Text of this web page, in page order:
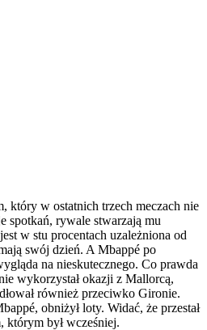
który w ostatnich trzech meczach nie
spotkań, rywale stwarzają mu
w stu procentach uzależniona od
swój dzień. A Mbappé po
na nieskutecznego. Co prawda
wykorzystał okazji z Mallorcą,
również przeciwko Gironie.
obniżył loty. Widać, że przestał
którym był wcześniej.